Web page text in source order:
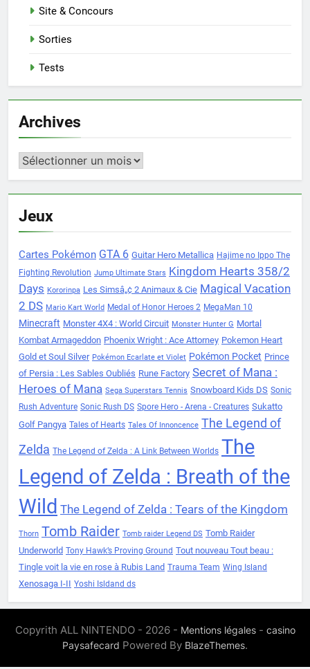
Site & Concours
Sorties
Tests
Archives
Archives
Jeux
Cartes Pokémon GTA 6 Guitar Hero Metallica Hajime no Ippo The
Fighting Revolution Jump Ultimate Stars Kingdom Hearts 358/2
Days Kororinpa Les Simsâ„¢ 2 Animaux & Cie Magical Vacation
2 DS Mario Kart World Medal of Honor Heroes 2 MegaMan 10
Minecraft Monster 4X4 : World Circuit Monster Hunter G Mortal
Kombat Armageddon Phoenix Wright : Ace Attorney Pokemon Heart
Gold et Soul Silver Pokémon Ecarlate et Violet Pokémon Pocket Prince
of Persia : Les Sables Oubliés Rune Factory Secret of Mana :
Heroes of Mana Sega Superstars Tennis Snowboard Kids DS Sonic
Rush Adventure Sonic Rush DS Spore Hero - Arena - Creatures Sukatto
Golf Pangya Tales of Hearts Tales Of Innoncence The Legend of
Zelda The Legend of Zelda : A Link Between Worlds The
Legend of Zelda : Breath of the
Wild The Legend of Zelda : Tears of the Kingdom
Thorn Tomb Raider Tomb raider Legend DS Tomb Raider
Underworld Tony Hawk’s Proving Ground Tout nouveau Tout beau :
Tingle voit la vie en rose à Rubis Land Trauma Team Wing Island
Xenosaga I-II Yoshi Isldand ds
Copyrith ALL NINTENDO - 2026 - Mentions légales- casino
Paysafecard Powered By BlazeThemes.